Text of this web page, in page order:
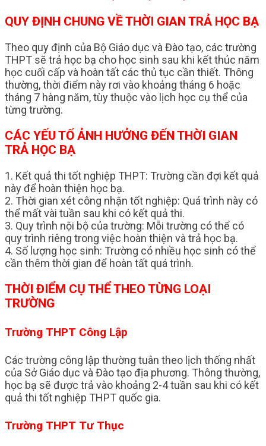
QUY ĐỊNH CHUNG VỀ THỜI GIAN TRẢ HỌC BẠ
Theo quy định của Bộ Giáo dục và Đào tạo, các trường
THPT sẽ trả học bạ cho học sinh sau khi kết thúc năm
học cuối cấp và hoàn tất các thủ tục cần thiết. Thông
thường, thời điểm này rơi vào khoảng tháng 6 hoặc
tháng 7 hàng năm, tùy thuộc vào lịch học cụ thể của
từng trường.
CÁC YẾU TỐ ẢNH HƯỞNG ĐẾN THỜI GIAN
TRẢ HỌC BẠ
1. Kết quả thi tốt nghiệp THPT: Trường cần đợi kết quả
này để hoàn thiện học bạ.
2. Thời gian xét công nhận tốt nghiệp: Quá trình này có
thể mất vài tuần sau khi có kết quả thi.
3. Quy trình nội bộ của trường: Mỗi trường có thể có
quy trình riêng trong việc hoàn thiện và trả học bạ.
4. Số lượng học sinh: Trường có nhiều học sinh có thể
cần thêm thời gian để hoàn tất quá trình.
THỜI ĐIỂM CỤ THỂ THEO TỪNG LOẠI
TRƯỜNG
Trường THPT Công Lập
Các trường công lập thường tuân theo lịch thống nhất
của Sở Giáo dục và Đào tạo địa phương. Thông thường,
học bạ sẽ được trả vào khoảng 2-4 tuần sau khi có kết
quả thi tốt nghiệp THPT quốc gia.
Trường THPT Tư Thục